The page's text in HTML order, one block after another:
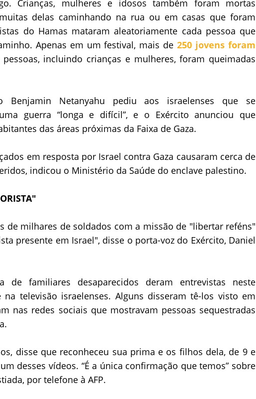
Crianças, mulheres e idosos também foram mortas
delas caminhando na rua ou em casas que foram
do Hamas mataram aleatoriamente cada pessoa que
Apenas em um festival, mais de250 jovens foram
incluindo crianças e mulheres, foram queimadas
Benjamin Netanyahu pediu aos israelenses que se
guerra “longa e difícil”, e o Exército anunciou que
das áreas próximas da Faixa de Gaza.
em resposta por Israel contra Gaza causaram cerca de
indicou o Ministério da Saúde do enclave palestino.
de milhares de soldados com a missão de "libertar reféns"
presente em Israel", disse o porta-voz do Exército, Daniel
de familiares desaparecidos deram entrevistas neste
televisão israelenses. Alguns disseram tê-los visto em
nas redes sociais que mostravam pessoas sequestradas
disse que reconheceu sua prima e os filhos dela, de 9 e
desses vídeos. “É a única confirmação que temos” sobre
por telefone à AFP.